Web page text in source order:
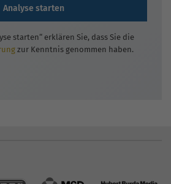
Analyse starten
starten“ erklären Sie, dass Sie die
zur Kenntnis genommen haben.